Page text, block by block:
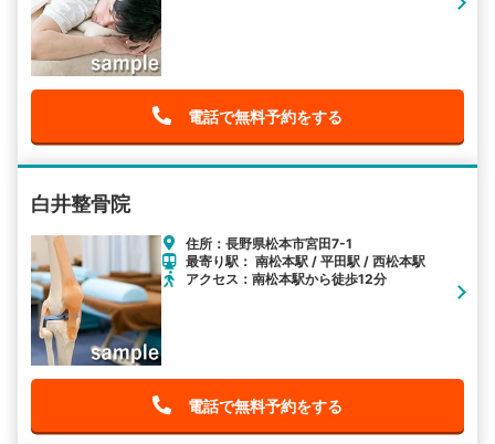
電話で無料予約をする
白井整骨院
住所：長野県松本市宮田7-1
最寄り駅： 南松本駅 / 平田駅 / 西松本駅
アクセス：南松本駅から徒歩12分
電話で無料予約をする